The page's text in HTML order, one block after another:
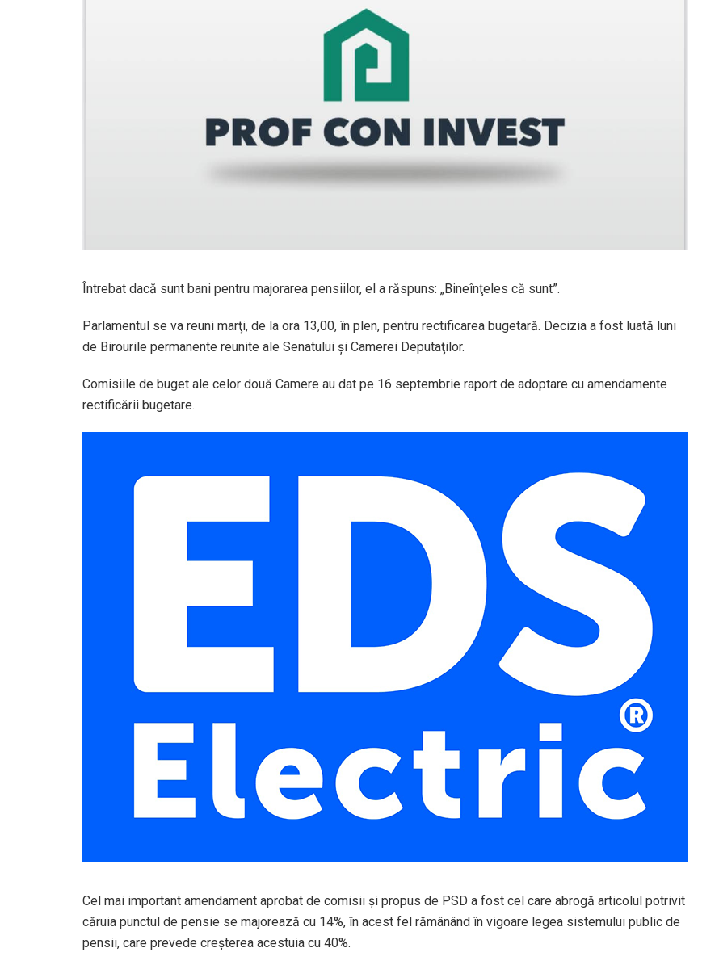
Întrebat dacă sunt bani pentru majorarea pensiilor, el a răspuns: „Bineînţeles că sunt”.
Parlamentul se va reuni marţi, de la ora 13,00, în plen, pentru rectificarea bugetară. Decizia a fost luată luni
de Birourile permanente reunite ale Senatului şi Camerei Deputaţilor.
Comisiile de buget ale celor două Camere au dat pe 16 septembrie raport de adoptare cu amendamente
rectificării bugetare.
Cel mai important amendament aprobat de comisii şi propus de PSD a fost cel care abrogă articolul potrivit
căruia punctul de pensie se majorează cu 14%, în acest fel rămânând în vigoare legea sistemului public de
pensii, care prevede creşterea acestuia cu 40%.